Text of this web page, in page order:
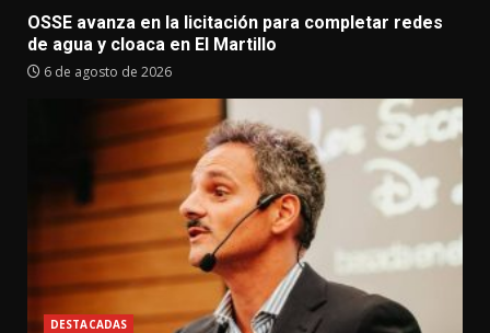
OSSE avanza en la licitación para completar redes
de agua y cloaca en El Martillo
6 de agosto de 2026
DESTACADAS